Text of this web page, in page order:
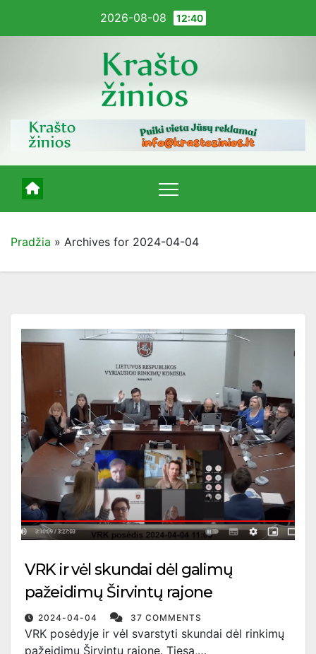
2026-08-08 12:40
Pradžia » Archives for 2024-04-04
VRK ir vėl skundai dėl galimų
pažeidimų Širvintų rajone
2024-04-04 37 COMMENTS
VRK posėdyje ir vėl svarstyti skundai dėl rinkimų
pažeidimų Širvintų rajone. Tiesa,…